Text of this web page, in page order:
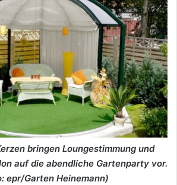
bringen Loungestimmung und
auf die abendliche Gartenparty vor.
epr/Garten Heinemann)